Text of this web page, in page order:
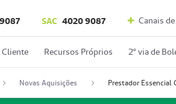
SAC 4020 9087 Canais
Cliente Recursos Próprios 2º via de
Novas Aquisições